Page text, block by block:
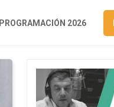
PROGRAMACIÓN 2026